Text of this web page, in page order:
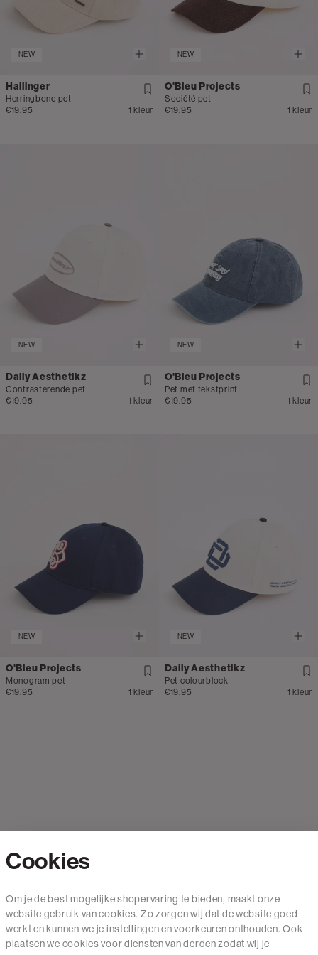
NEW
Hallinger
Herringbone pet
€19.95
1 kleur
NEW
O'Bleu Projects
Société pet
€19.95
1 kleur
NEW
Daily Aesthetikz
Contrasterende pet
€19.95
1 kleur
NEW
O'Bleu Projects
Pet met tekstprint
€19.95
1 kleur
NEW
O'Bleu Projects
Monogram pet
€19.95
1 kleur
NEW
Daily Aesthetikz
Pet colourblock
€19.95
1 kleur
Mail ons
020 - 3412 650
Cookies
Om je de best mogelijke shopervaring te bieden, maakt onze
website gebruik van cookies. Zo zorgen wij dat de website goed
werkt en kunnen we je instellingen en voorkeuren onthouden. Ook
plaatsen we cookies voor diensten van derden zodat wij je